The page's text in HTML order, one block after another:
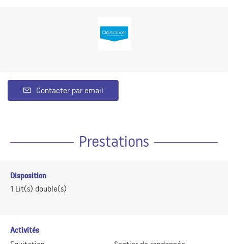
Contacter par email
Prestations
Disposition
1 Lit(s) double(s)
Activités